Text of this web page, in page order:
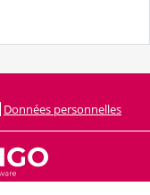
Données personnelles